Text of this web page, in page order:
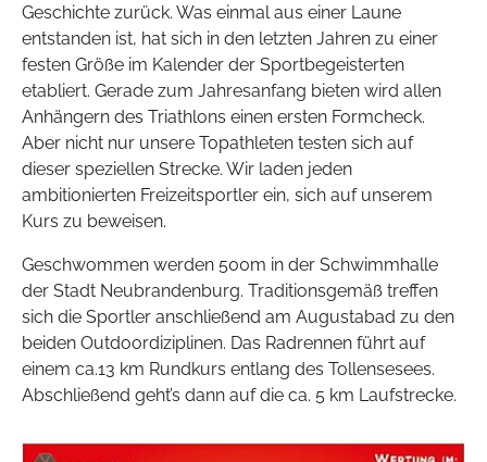
Geschichte zurück. Was einmal aus einer Laune
entstanden ist, hat sich in den letzten Jahren zu einer
festen Größe im Kalender der Sportbegeisterten
etabliert. Gerade zum Jahresanfang bieten wird allen
Anhängern des Triathlons einen ersten Formcheck.
Aber nicht nur unsere Topathleten testen sich auf
dieser speziellen Strecke. Wir laden jeden
ambitionierten Freizeitsportler ein, sich auf unserem
Kurs zu beweisen.
Geschwommen werden 500m in der Schwimmhalle
der Stadt Neubrandenburg. Traditionsgemäß treffen
sich die Sportler anschließend am Augustabad zu den
beiden Outdoordiziplinen. Das Radrennen führt auf
einem ca.13 km Rundkurs entlang des Tollensesees.
Abschließend geht’s dann auf die ca. 5 km Laufstrecke.
Show larger version